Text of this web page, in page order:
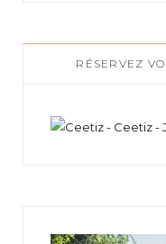
RÉSERVEZ